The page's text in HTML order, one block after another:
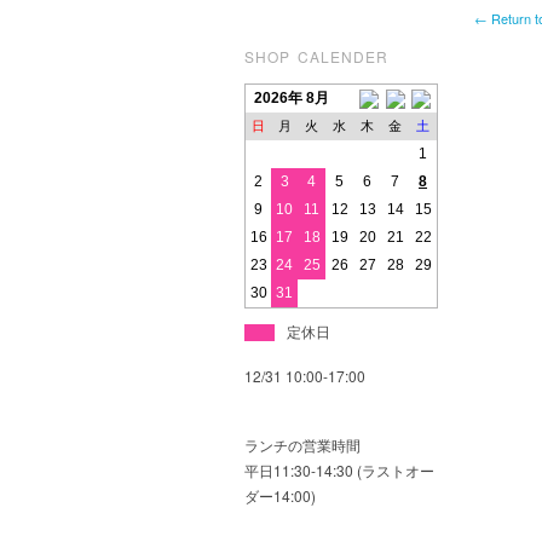
SHOP CALENDER
2026年 8月
日 月 火 水 木 金 土
1
2
3 4 5 6 7
8
9
10 11 12 13 14
15
16
17 18 19 20 21
22
23 24 25 26 27 28
29
30 31
定休日
12/31 10:00-17:00
ランチの営業時間
平日11:30-14:30 (ラストオー
ダー14:00)
← Return